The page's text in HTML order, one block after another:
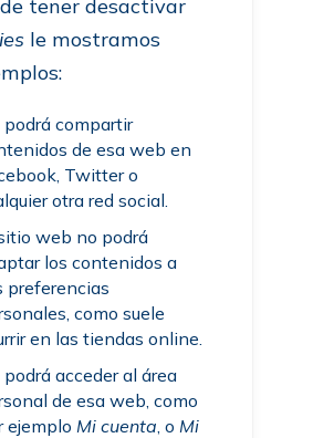
tener desactivar
le mostramos
podrá compartir
de esa web en
Twitter o
otra red social.
web no podrá
los contenidos a
preferencias
como suele
en las tiendas online.
podrá acceder al área
de esa web, como
ejemploMi cuenta, oMi